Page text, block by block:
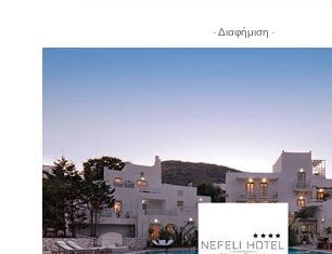
- Διαφήμιση -